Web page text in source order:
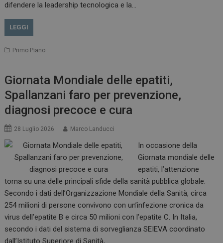
difendere la leadership tecnologica e la…
LEGGI
Primo Piano
Giornata Mondiale delle epatiti,
Spallanzani faro per prevenzione,
diagnosi precoce e cura
28 Luglio 2026 Marco Landucci
In occasione della
Giornata mondiale delle
epatiti, l’attenzione
torna su una delle principali sfide della sanità pubblica globale.
Secondo i dati dell’Organizzazione Mondiale della Sanità, circa
254 milioni di persone convivono con un’infezione cronica da
virus dell’epatite B e circa 50 milioni con l’epatite C. In Italia,
secondo i dati del sistema di sorveglianza SEIEVA coordinato
dall’Istituto Superiore di Sanità,…